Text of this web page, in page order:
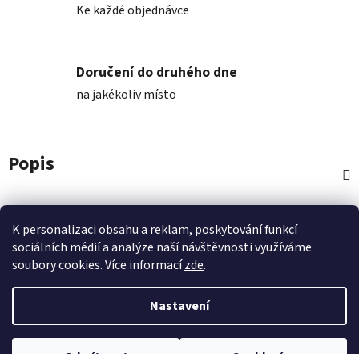
K personalizaci obsahu a reklam, poskytování funkcí
sociálních médií a analýze naší návštěvnosti využíváme
soubory cookies. Více informacízde.
Nastavení
Ke každé objednávce
Doručení do druhého dne
na jakékoliv místo
Popis
Diskuze
Vytvořil Shoptet